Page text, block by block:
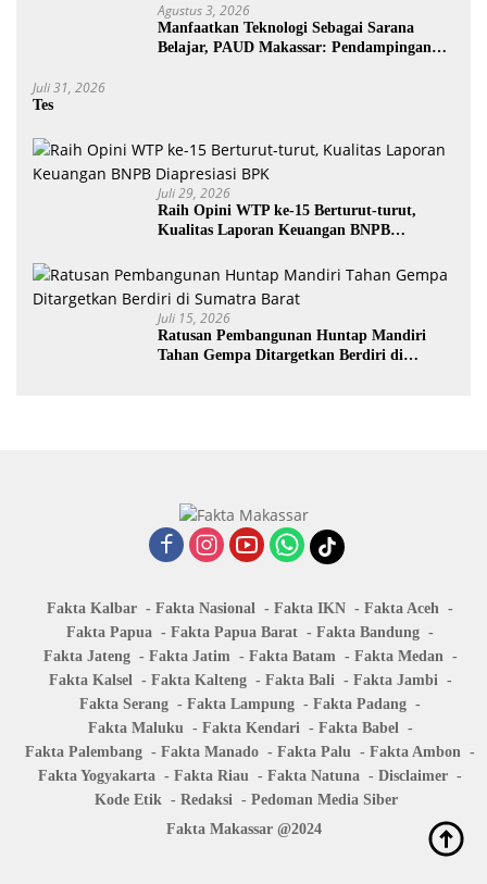
Agustus 3, 2026
Manfaatkan Teknologi Sebagai Sarana
Belajar, PAUD Makassar: Pendampingan
Juli 31, 2026
Tes
Juli 29, 2026
Raih Opini WTP ke-15 Berturut-turut,
Kualitas Laporan Keuangan BNPB
Juli 15, 2026
Ratusan Pembangunan Huntap Mandiri
Tahan Gempa Ditargetkan Berdiri di
Fakta Kalbar Fakta Nasional Fakta IKN
Fakta Aceh
Fakta Papua
Fakta Papua Barat
Fakta Bandung
Fakta Jateng
Fakta Jatim Fakta Batam
Fakta Medan
Fakta Kalsel
Fakta Kalteng Fakta Bali
Fakta Jambi
Fakta Serang
Fakta Lampung
Fakta Padang
Fakta Maluku
Fakta Kendari
Fakta Babel
Fakta Palembang
Fakta Manado Fakta Palu
Fakta Ambon
Fakta Yogyakarta
Fakta Riau Fakta Natuna
Disclaimer
Kode Etik
Redaksi
Pedoman Media Siber
Fakta Makassar @2024